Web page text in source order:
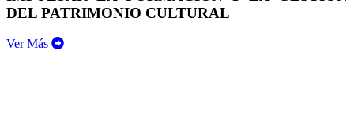
DEL PATRIMONIO CULTURAL
Ver Más